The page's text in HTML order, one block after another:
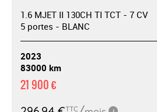
1.6 MJET II 130CH TI TCT - 7 CV
5 portes - BLANC
2023
83000 km
21 900 €